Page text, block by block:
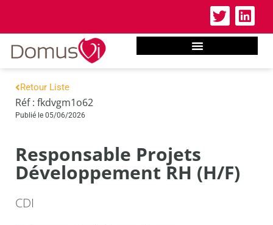
Retour Liste
Réf : fkdvgm1o62
Publié le 05/06/2026
Responsable Projets
Développement RH (H/F)
CDI